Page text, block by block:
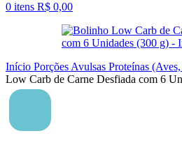
0 itens R$ 0,00
Início Porções Avulsas Proteínas
Low Carb de Carne Desfiada com 6